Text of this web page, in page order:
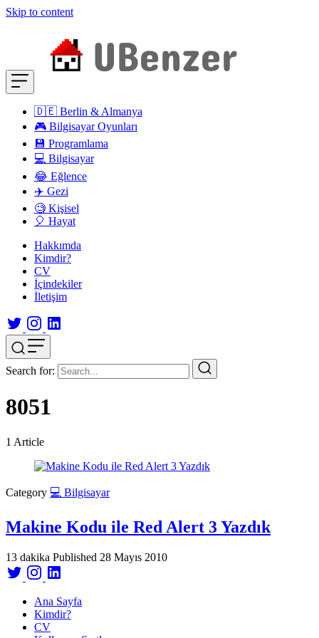
Skip to content
🇩🇪 Berlin & Almanya
🎮 Bilgisayar Oyunları
💾 Programlama
💻 Bilgisayar
😂 Eğlence
✈️ Gezi
🧐 Kişisel
🎈 Hayat
Hakkımda
Kimdir?
CV
İçindekiler
İletişim
Search for:
8051
1 Article
Category 💻 Bilgisayar
Makine Kodu ile Red Alert 3 Yazdık
13 dakika Published 28 Mayıs 2010
Ana Sayfa
Kimdir?
CV